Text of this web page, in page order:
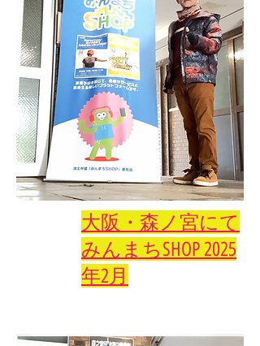
大阪・森ノ宮にて
​みんまちSHOP 2025
年2月